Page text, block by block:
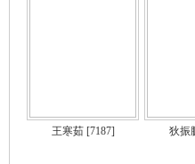
王寒茹[7187] 狄振